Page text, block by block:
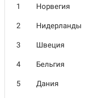
1 Норвегия
2 Нидерланды
3 Швеция
4 Бельгия
5 Дания